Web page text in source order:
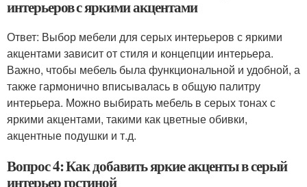
интерьеров с яркими акцентами
Ответ: Выбор мебели для серых интерьеров с яркими
акцентами зависит от стиля и концепции интерьера.
Важно, чтобы мебель была функциональной и удобной, а
также гармонично вписывалась в общую палитру
интерьера. Можно выбирать мебель в серых тонах с
яркими акцентами, такими как цветные обивки,
акцентные подушки и т.д.
Вопрос 4: Как добавить яркие акценты в серый
интерьер гостиной